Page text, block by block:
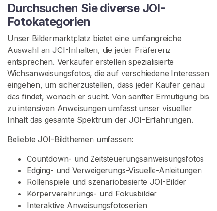
Durchsuchen Sie diverse JOI-
Fotokategorien
Unser Bildermarktplatz bietet eine umfangreiche
Auswahl an JOI-Inhalten, die jeder Präferenz
entsprechen. Verkäufer erstellen spezialisierte
Wichsanweisungsfotos, die auf verschiedene Interessen
eingehen, um sicherzustellen, dass jeder Käufer genau
das findet, wonach er sucht. Von sanfter Ermutigung bis
zu intensiven Anweisungen umfasst unser visueller
Inhalt das gesamte Spektrum der JOI-Erfahrungen.
Beliebte JOI-Bildthemen umfassen:
Countdown- und Zeitsteuerungsanweisungsfotos
Edging- und Verweigerungs-Visuelle-Anleitungen
Rollenspiele und szenariobasierte JOI-Bilder
Körperverehrungs- und Fokusbilder
Interaktive Anweisungsfotoserien
I
n
a
l
t
W
i
c
h
a